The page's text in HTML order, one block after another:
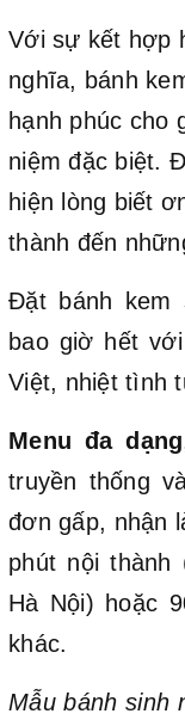
Với sự kết hợp
nghĩa, bánh
hạnh phúc cho
niệm đặc biệt.
hiện lòng biết
thành đến
Đặt bánh kem
bao giờ hết
Việt, nhiệt tình
Menu đa dạng
truyền thống
đơn gấp, nhận
phút nội thành
Hà Nội) hoặc
khác.
Mẫu bánh sinh